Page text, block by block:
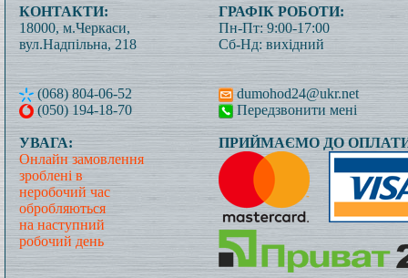
КОНТАКТИ:
18000, м.Черкаси,
вул.Надпільна, 218
(068) 804-06-52
(050) 194-18-70
ГРАФІК РОБОТИ:
Пн-Пт: 9:00-17:00
Сб-Нд: вихідний
dumohod24@ukr.net
Передзвонити мені
УВАГА:
Онлайн замовлення
зроблені в
неробочий час
обробляються
на наступний
робочий день
ПРИЙМАЄМО ДО